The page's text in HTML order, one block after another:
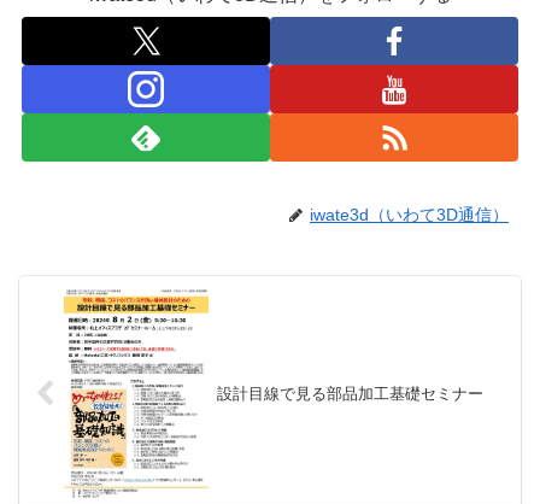
iwate3d（いわて3D通信）
設計目線で見る部品加工基礎セミナー